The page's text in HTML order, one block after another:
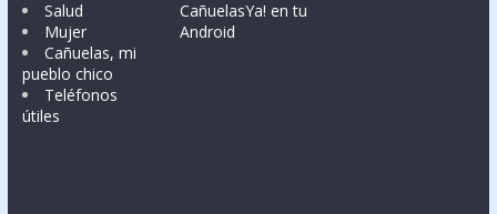
Salud
Mujer
Cañuelas, mi
pueblo chico
Teléfonos
útiles
CañuelasYa! en tu
Android